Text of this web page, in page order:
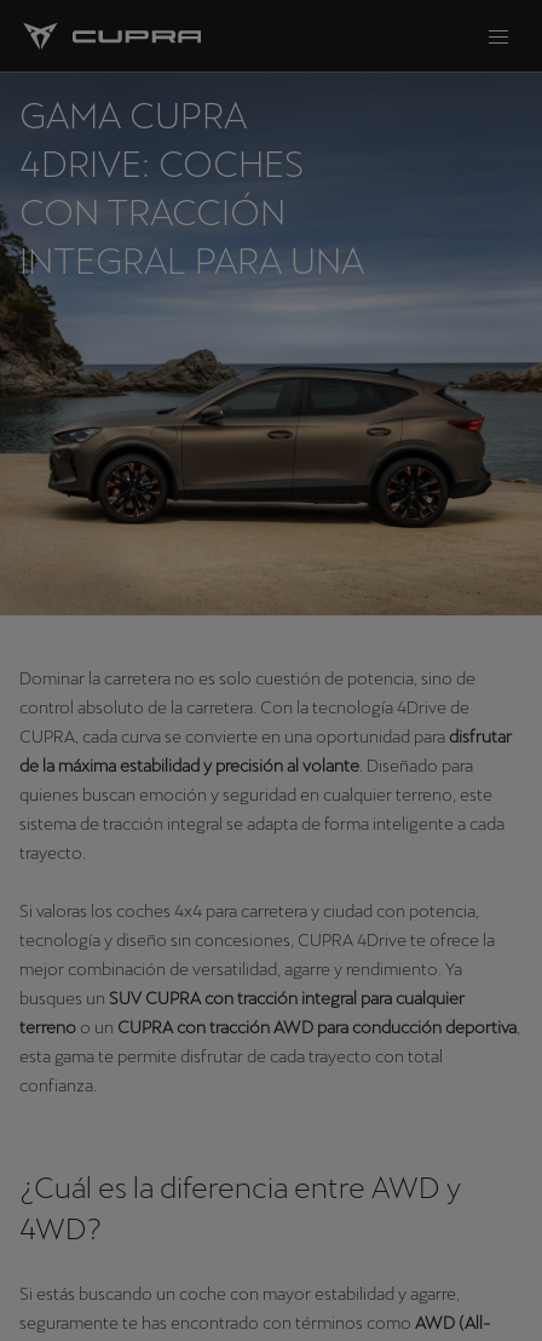
GAMA CUPRA
4DRIVE: COCHES
CON TRACCIÓN
INTEGRAL PARA UNA
CONDUCCIÓN MÁS
SEGURA Y
DEPORTIVA.
Dominar la carretera no es solo cuestión de potencia, sino de
control absoluto de la carretera. Con la tecnología 4Drive de
CUPRA, cada curva se convierte en una oportunidad para disfrutar
de la máxima estabilidad y precisión al volante . Diseñado para
quienes buscan emoción y seguridad en cualquier terreno, este
sistema de tracción integral se adapta de forma inteligente a cada
trayecto.
Si valoras los coches 4x4 para carretera y ciudad con potencia,
tecnología y diseño sin concesiones, CUPRA 4Drive te ofrece la
mejor combinación de versatilidad, agarre y rendimiento. Ya
busques un SUV CUPRA con tracción integral para cualquier
terreno o un CUPRA con tracción AWD para conducción deportiva
esta gama te permite disfrutar de cada trayecto con total
confianza.
¿Cuál es la diferencia entre AWD y
4WD?
Si estás buscando un coche con mayor estabilidad y agarre,
seguramente te has encontrado con términos como AWD (All-